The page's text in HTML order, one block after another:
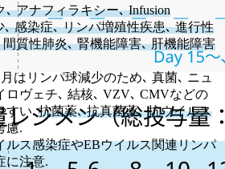
､ アナフィラキシー､ Infusion
､ 感染症､ リンパ増殖性疾患､ 進行性
質性肺炎､ 腎機能障害､ 肝機能障害
はリンパ球減少のため､ 真菌､ ニュ
ロヴェチ､ 結核､ VZV､ CMVなどの
すい.抗菌薬､ 抗真菌薬､ 抗ウイルス
慮.
ルス感染症やEBウイルス関連リンパ
に注意.